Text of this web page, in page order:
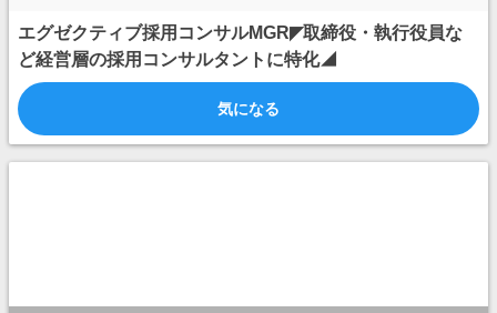
エグゼクティブ採用コンサルMGR◤取締役・執行役員な
ど経営層の採用コンサルタントに特化◢
気になる